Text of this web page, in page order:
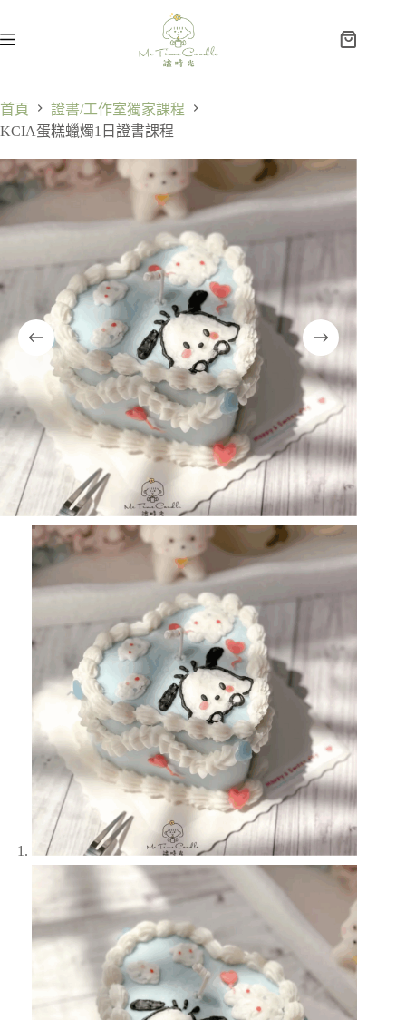
首頁
證書/工作室獨家課程
KCIA蛋糕蠟燭1日證書課程